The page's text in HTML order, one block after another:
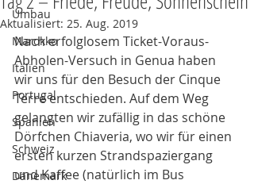
Umbau
Marokko
Italien
Portugal
Spanien
Schweiz
Dänemark
Aktualisiert: 25. Aug. 2019
Nach erfolglosem Ticket-Voraus-
Abholen-Versuch in Genua haben
wir uns für den Besuch der Cinque
Terre entschieden. Auf dem Weg
gelangten wir zufällig in das schöne
Dörfchen Chiaveria, wo wir für einen
ersten kurzen Strandspaziergang
und Kaffee (natürlich im Bus